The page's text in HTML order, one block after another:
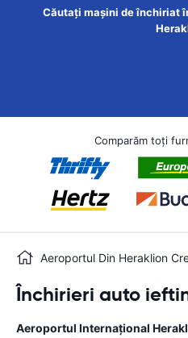
Căutați mașini de închiriat
Comparăm toți
Aeroportul Din Heraklion
Închirieri auto
Aeroportul Internaţional